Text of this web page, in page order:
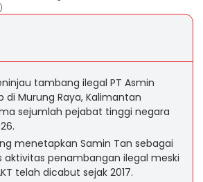
tambang ilegal PT Asmin
di Murung Raya, Kalimantan
sejumlah pejabat tinggi negara
menetapkan Samin Tan sebagai
aktivitas penambangan ilegal meski
telah dicabut sejak 2017.